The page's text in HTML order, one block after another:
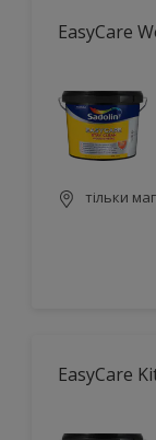
EasyCare
тільки
EasyCare